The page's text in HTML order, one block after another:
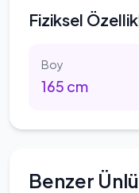
Fiziksel
Boy
165 cm
Benzer